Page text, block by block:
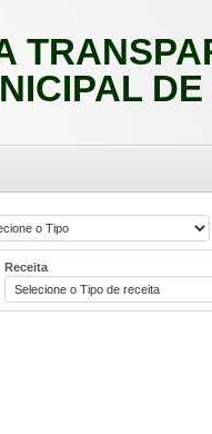
Receita